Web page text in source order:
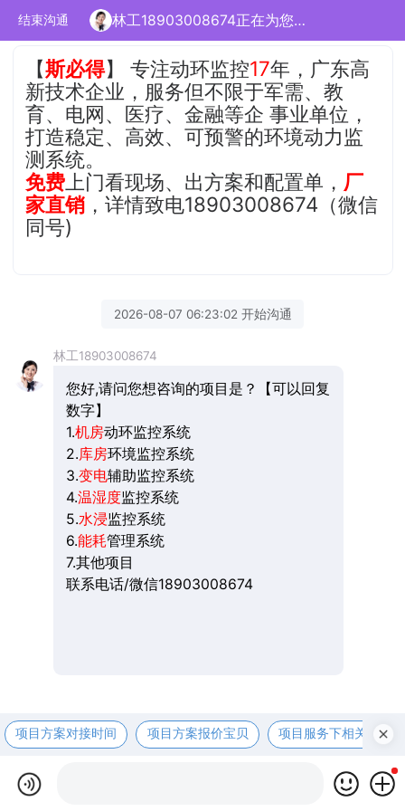
结束沟通 林工18903008674正在为您服务
【斯必得】 专注动环监控17年，广东高
新技术企业，服务但不限于军需、教
育、电网、医疗、金融等企 事业单位，
打造稳定、高效、可预警的环境动力监
测系统。
免费 上门看现场、出方案和配置单， 厂
家直销 ，详情致电18903008674（微信
同号)
2026-08-07 06:23:02 开始沟通
林工18903008674
您好,请问您想咨询的项目是？【可以回复
数字】
1.机房动环监控系统
2.库房环境监控系统
3.变电辅助监控系统
4.温湿度监控系统
5.水浸监控系统
6.能耗管理系统
7.其他项目
联系电话/微信18903008674
项目方案对接时间 项目方案报价宝贝 项目服务下相关资咨询